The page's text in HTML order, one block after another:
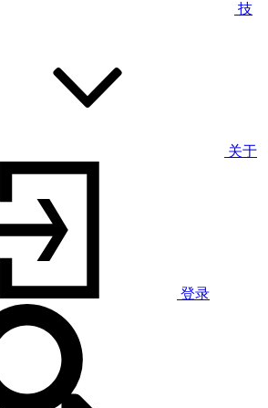
技
关于
登录